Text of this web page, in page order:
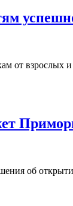
от взрослых
об